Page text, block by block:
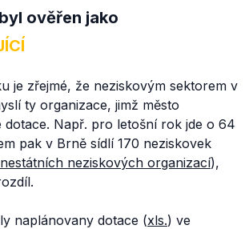
ověřen jako
je zřejmé, že neziskovým sektorem v
ty organizace, jimž město
dotace. Např. pro letošní rok jde o 64
pak v Brně sídlí 170 neziskovek
neziskových organizací),
naplánovany dotace (xls.) ve